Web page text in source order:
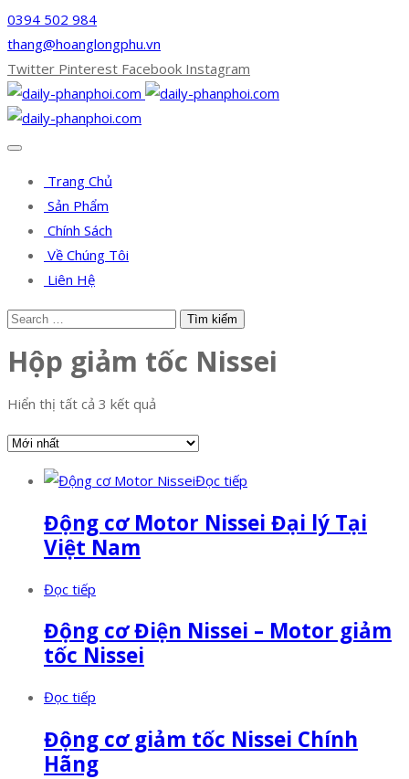
0394 502 984
thang@hoanglongphu.vn
Twitter Pinterest Facebook Instagram
Trang Chủ
Sản Phẩm
Chính Sách
Về Chúng Tôi
Liên Hệ
Hộp giảm tốc Nissei
Hiển thị tất cả 3 kết quả
Đọc tiếp
Động cơ Motor Nissei Đại lý Tại
Việt Nam
Đọc tiếp
Động cơ Điện Nissei – Motor giảm
tốc Nissei
Đọc tiếp
Động cơ giảm tốc Nissei Chính
Hãng